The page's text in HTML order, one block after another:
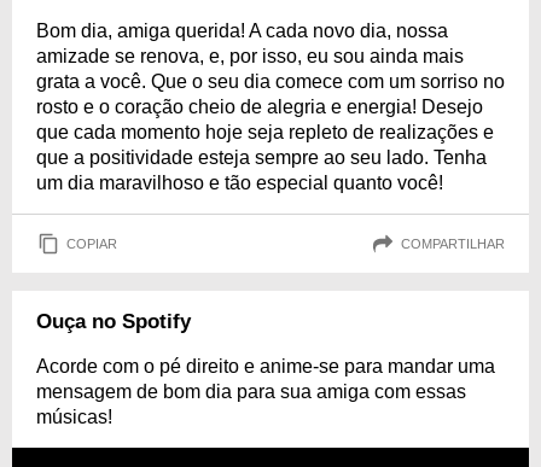
Bom dia, amiga querida! A cada novo dia, nossa
amizade se renova, e, por isso, eu sou ainda mais
grata a você. Que o seu dia comece com um sorriso no
rosto e o coração cheio de alegria e energia! Desejo
que cada momento hoje seja repleto de realizações e
que a positividade esteja sempre ao seu lado. Tenha
um dia maravilhoso e tão especial quanto você!
COPIAR COMPARTILHAR
Ouça no Spotify
Acorde com o pé direito e anime-se para mandar uma
mensagem de bom dia para sua amiga com essas
músicas!